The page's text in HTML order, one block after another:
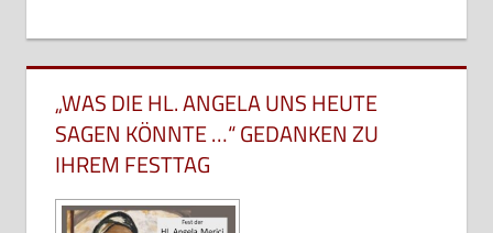
„WAS DIE HL. ANGELA UNS HEUTE
SAGEN KÖNNTE …“ GEDANKEN ZU
IHREM FESTTAG